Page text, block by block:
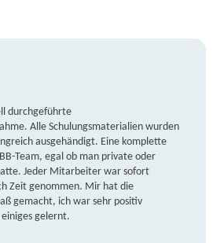
durchgeführte
Alle Schulungsmaterialien wurden
ausgehändigt. Eine komplette
Team, egal ob man private oder
Jeder Mitarbeiter war sofort
Zeit genommen. Mir hat die
gemacht, ich war sehr positiv
gelernt.